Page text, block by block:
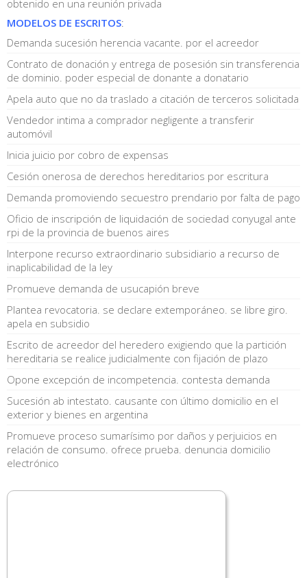
obtenido en una reunión privada
MODELOS DE ESCRITOS:
Demanda sucesión herencia vacante. por el acreedor
Contrato de donación y entrega de posesión sin transferencia
de dominio. poder especial de donante a donatario
Apela auto que no da traslado a citación de terceros solicitada
Vendedor intima a comprador negligente a transferir
automóvil
Inicia juicio por cobro de expensas
Cesión onerosa de derechos hereditarios por escritura
Demanda promoviendo secuestro prendario por falta de pago
Oficio de inscripción de liquidación de sociedad conyugal ante
rpi de la provincia de buenos aires
Interpone recurso extraordinario subsidiario a recurso de
inaplicabilidad de la ley
Promueve demanda de usucapión breve
Plantea revocatoria. se declare extemporáneo. se libre giro.
apela en subsidio
Escrito de acreedor del heredero exigiendo que la partición
hereditaria se realice judicialmente con fijación de plazo
Opone excepción de incompetencia. contesta demanda
Sucesión ab intestato. causante con último domicilio en el
exterior y bienes en argentina
Promueve proceso sumarísimo por daños y perjuicios en
relación de consumo. ofrece prueba. denuncia domicilio
electrónico